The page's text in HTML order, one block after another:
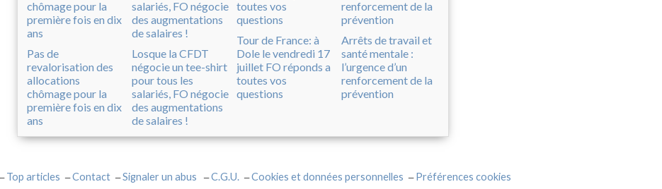
Pas de
revalorisation des
allocations
chômage pour la
première fois en dix
ans
Losque la CFDT
négocie un tee-shirt
pour tous les
salariés, FO négocie
des augmentations
de salaires !
Tour de France: à
Dole le vendredi 17
juillet FO réponds a
toutes vos
questions
Arrêts de travail et
santé mentale :
l’urgence d’un
renforcement de la
prévention
Top articles Contact Signaler un abus C.G.U. Cookies et données personnelles Préférences cookies